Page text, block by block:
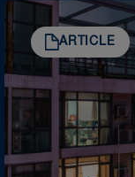
ARTICLE